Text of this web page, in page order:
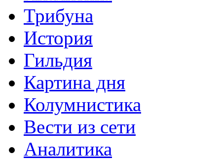
Трибуна
История
Гильдия
Картина дня
Колумнистика
Вести из сети
Аналитика